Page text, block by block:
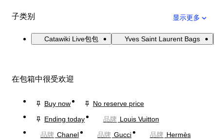
子类别 显示更多
Catawiki Live包包 Yves Saint Laurent Bags
在包箱中很受欢迎
Buy now
No reserve price
Ending today
品牌 Louis Vuitton
品牌 Chanel 品牌 Gucci 品牌 Hermès